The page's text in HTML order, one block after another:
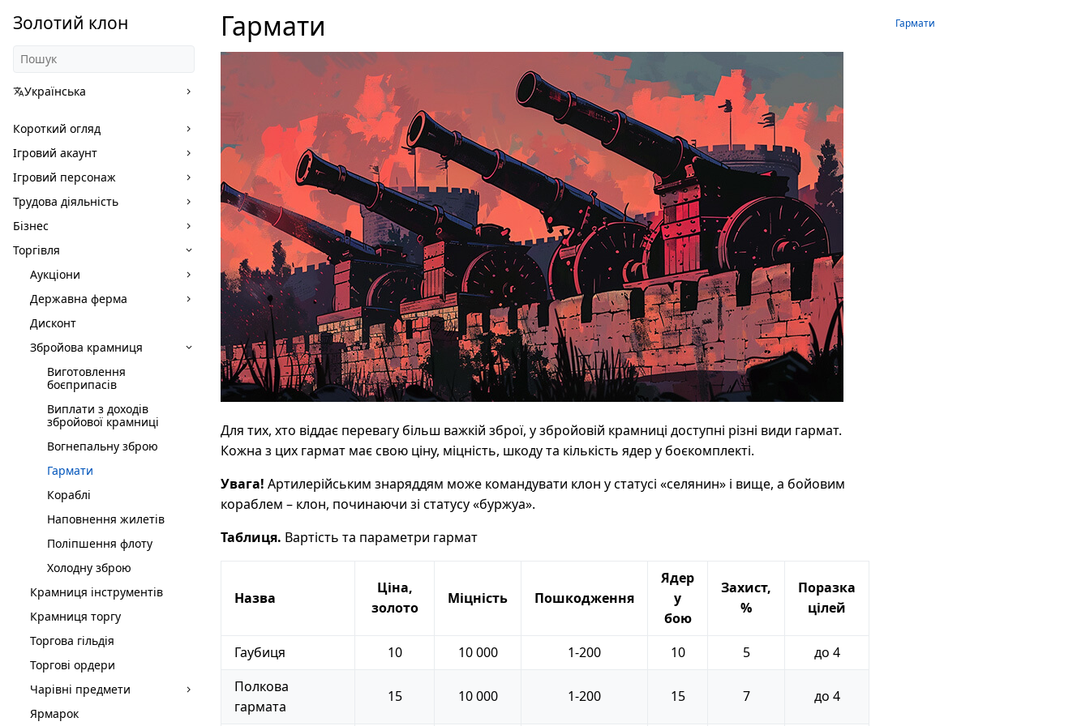
Золотий клон
Українська
Короткий огляд
Ігровий акаунт
Ігровий персонаж
Трудова діяльність
Бізнес
Торгівля
Аукціони
Державна ферма
Дисконт
Збройова крамниця
Виготовлення
боєприпасів
Виплати з доходів
збройової крамниці
Вогнепальну зброю
Гармати
Кораблі
Наповнення жилетів
Поліпшення флоту
Холодну зброю
Крамниця інструментів
Крамниця торгу
Торгова гільдія
Торгові ордери
Чарівні предмети
Ярмарок
Гармати
Для тих, хто віддає перевагу більш важкій зброї, у збройовій крамниці доступні різні види гармат.
Кожна з цих гармат має свою ціну, міцність, шкоду та кількість ядер у боєкомплекті.
Увага! Артилерійським знаряддям може командувати клон у статусі «селянин» і вище, а бойовим
кораблем – клон, починаючи зі статусу «буржуа».
Таблиця. Вартість та параметри гармат
Назва
Ціна,
золото
Міцність Пошкодження
Ядер
у
бою
Захист,
%
Поразка
цілей
Гаубиця 10 10 000 1-200 10 5
до 4
Полкова
гармата
15 10 000 1-200 15 7 до 4
Гармати